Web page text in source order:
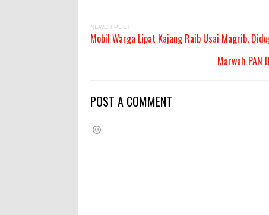
NEWER POST
Mobil Warga Lipat Kajang Raib Usai Magrib,
Marwah PAN
POST A COMMENT